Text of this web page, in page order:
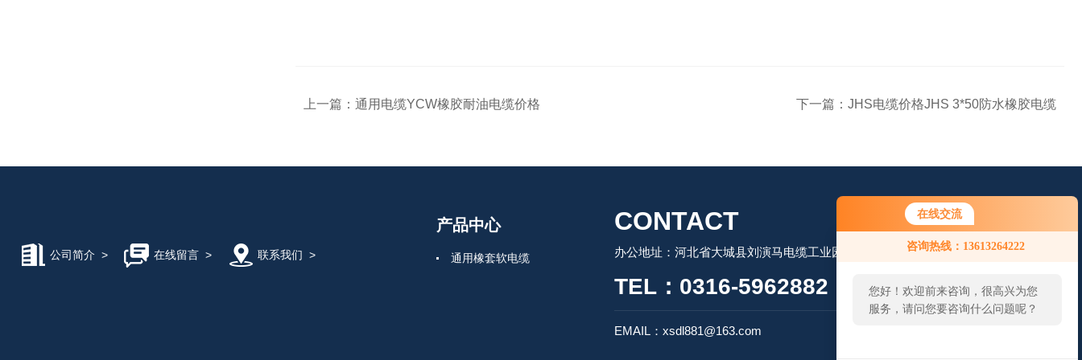
在线交流
咨询热线：13613264222
您好！欢迎前来咨询，很高兴为您
服务，请问您要咨询什么问题呢？
上一篇： 通用电缆YCW橡胶耐油电缆价格 下一篇： JHS电缆价格JHS 3*50防水橡胶电缆
公司简介 > 在线留言> 联系我们 >
产品中心
通用橡套软电缆
CONTACT
办公地址：河北省大城县刘演马电缆工业园区
TEL：0316-5962882
EMAIL：xsdl881@163.com